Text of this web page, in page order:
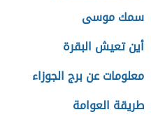
سمك موسى
أين تعيش البقرة
معلومات عن برج الجوزاء
طريقة العوامة